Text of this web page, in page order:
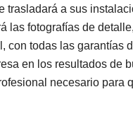
trasladará a sus
las fotografías de
con todas las garantías
en los resultados de
necesario para